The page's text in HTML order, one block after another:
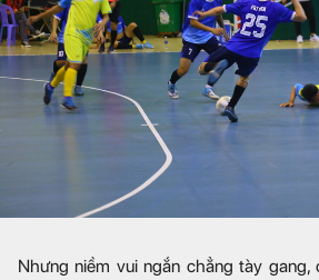
Nhưng niềm vui ngắn chẳng tày gang,